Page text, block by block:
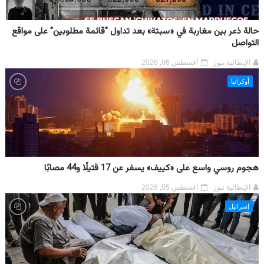
حالة ذعر بين مغاربة في «سبتة» بعد تداول "قائمة مطلوبين" على مواقع
التواصل
الإيطالية نيوز أغسطس 06, 2026
أوكرانيا
هجوم روسي واسع على «كييف» يسفر عن 17 قتيلًا و44 مصابًا
الإيطالية نيوز أغسطس 05, 2026
إسرائيل